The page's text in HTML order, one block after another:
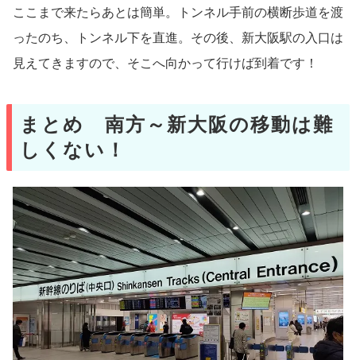
ここまで来たらあとは簡単。トンネル手前の横断歩道を渡
ったのち、トンネル下を直進。その後、新大阪駅の入口は
見えてきますので、そこへ向かって行けば到着です！
まとめ 南方～新大阪の移動は難
しくない！